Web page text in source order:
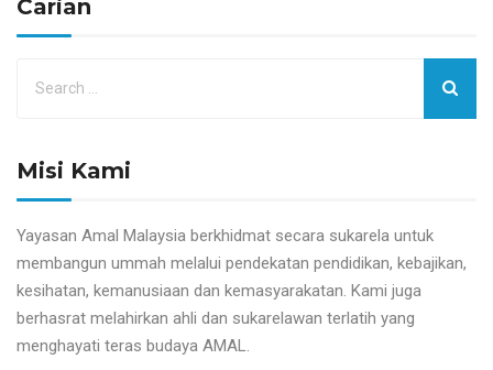
Carian
Misi Kami
Yayasan Amal Malaysia berkhidmat secara sukarela untuk
membangun ummah melalui pendekatan pendidikan, kebajikan,
kesihatan, kemanusiaan dan kemasyarakatan. Kami juga
berhasrat melahirkan ahli dan sukarelawan terlatih yang
menghayati teras budaya AMAL.